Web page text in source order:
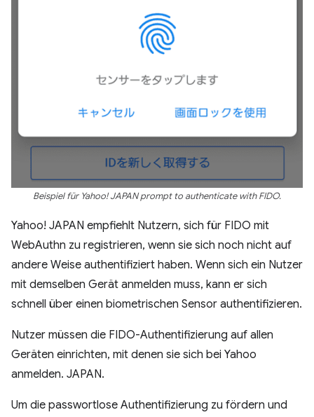
Beispiel für Yahoo! JAPAN prompt to authenticate with FIDO.
Yahoo! JAPAN empfiehlt Nutzern, sich für FIDO mit
WebAuthn zu registrieren, wenn sie sich noch nicht auf
andere Weise authentifiziert haben. Wenn sich ein Nutzer
mit demselben Gerät anmelden muss, kann er sich
schnell über einen biometrischen Sensor authentifizieren.
Nutzer müssen die FIDO-Authentifizierung auf allen
Geräten einrichten, mit denen sie sich bei Yahoo
anmelden. JAPAN.
Um die passwortlose Authentifizierung zu fördern und